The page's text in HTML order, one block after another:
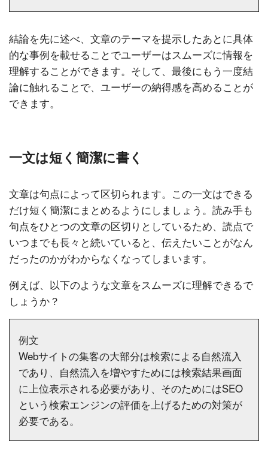
結論を先に述べ、文章のテーマを提示したあとに具体
的な事例を載せることでユーザーはスムーズに情報を
理解することができます。そして、最後にもう一度結
論に触れることで、ユーザーの納得感を高めることが
できます。
一文は短く簡潔に書く
文章は句点によって区切られます。この一文はできる
だけ短く簡潔にまとめるようにしましょう。読み手も
句点をひとつの文章の区切りとしているため、読点で
いつまでも長々と続いていると、伝えたいことがなん
だったのかがわからなくなってしまいます。
例えば、以下のような文章をスムーズに理解できるで
しょうか？
例文
Webサイトの集客の大部分は検索による自然流入
であり、自然流入を増やすためには検索結果画面
に上位表示される必要があり、そのためにはSEO
という検索エンジンの評価を上げるための対策が
必要である。